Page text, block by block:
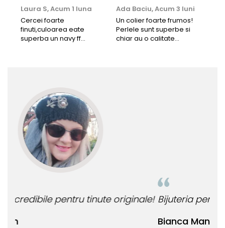
Laura S,Acum 1 luna
Cercei foarte
finuti,culoarea eate
superba un navy ff
Ada Baciu,Acum 3 luni
Un colier foarte frumos!
Perlele sunt superbe si
chiar au o calitate
Bianca Manea-Mocan
Bijuteria perfecta pentru ziua perfecta!